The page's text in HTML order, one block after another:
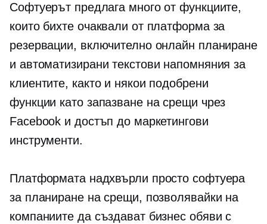
Софтуерът предлага много от функциите,
които бихте очаквали от платформа за
резервации, включително онлайн планиране
и автоматизирани текстови напомняния за
клиентите, както и някои подобрени
функции като запазване на срещи чрез
Facebook и достъп до маркетингови
инструменти.
Платформата надхвърли просто софтуера
за планиране на срещи, позволявайки на
компаниите да създават бизнес обяви с